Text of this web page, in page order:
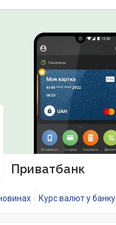
Приватбанк
Курс валют у банку